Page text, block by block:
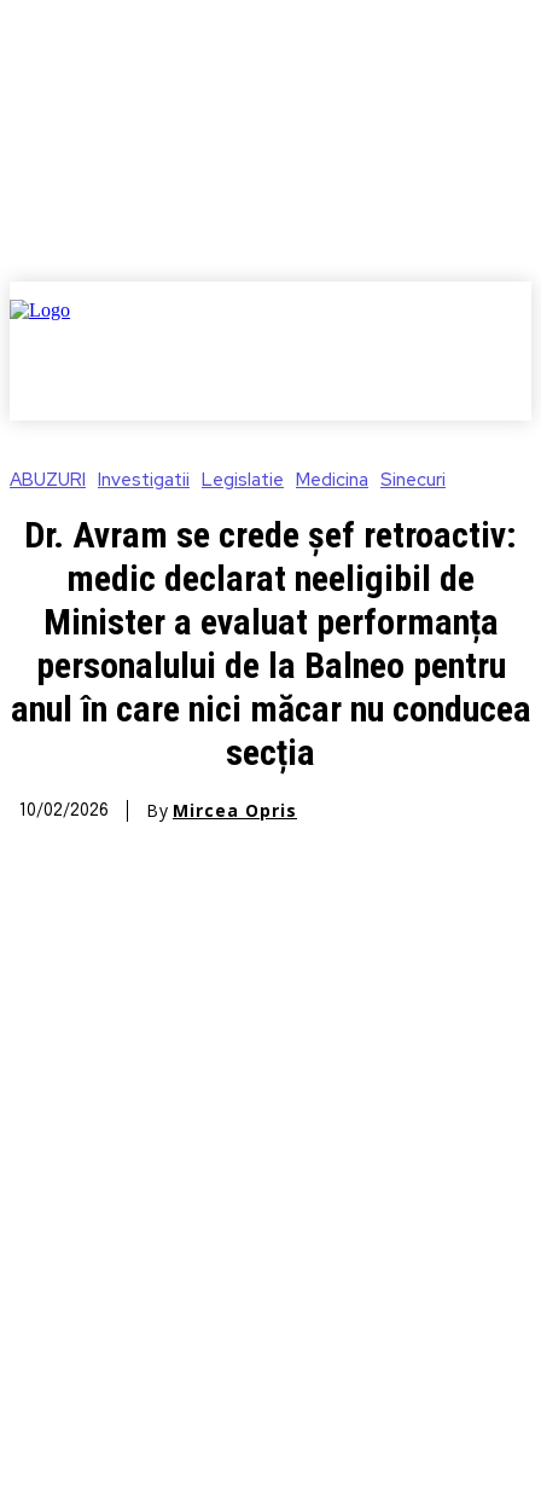
ABUZURI Investigatii Legislatie Medicina Sinecuri
Dr. Avram se crede șef retroactiv:
medic declarat neeligibil de
Minister a evaluat performanța
personalului de la Balneo pentru
anul în care nici măcar nu conducea
secția
10/02/2026 By Mircea Opris